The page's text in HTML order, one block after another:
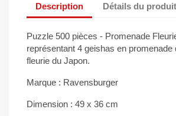
Description Détails du produit
Puzzle 500 pièces - Promenade
représentant 4 geishas en promenade
fleurie du Japon.
Marque : Ravensburger
Dimension : 49 x 36 cm